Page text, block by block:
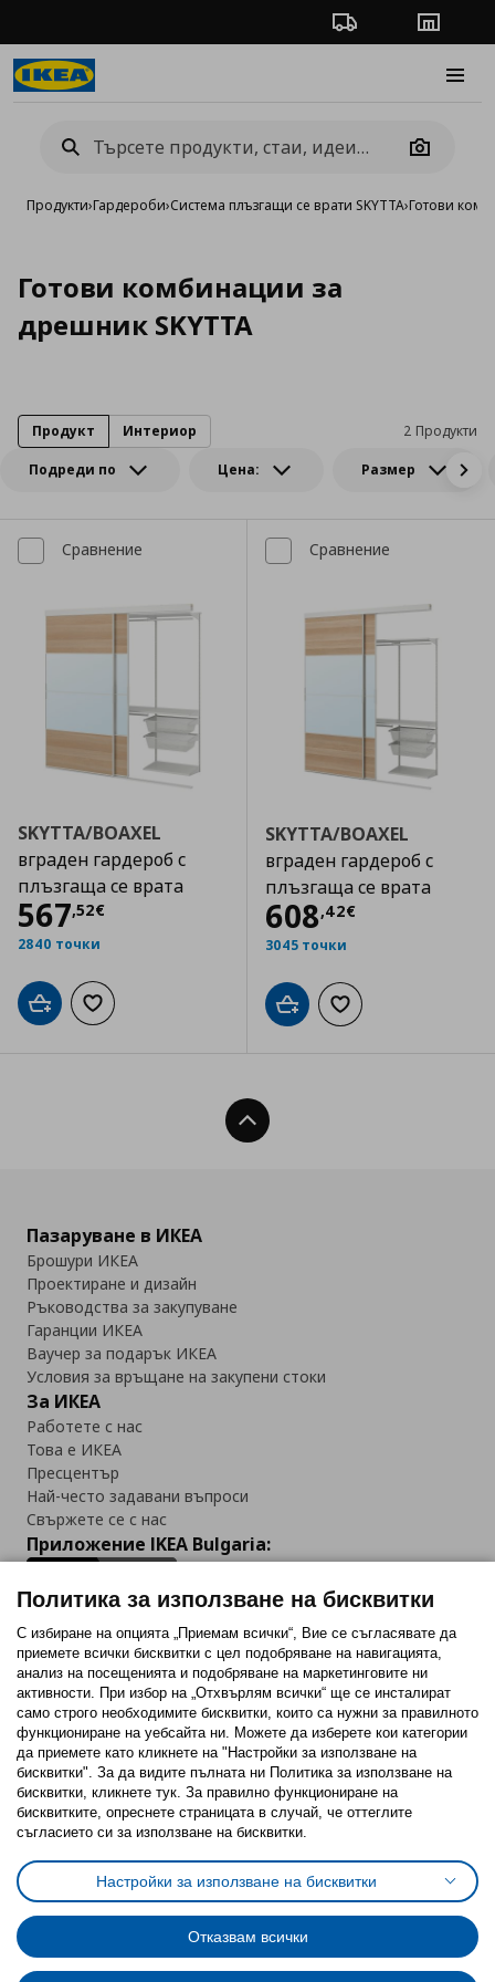
Проследяване на
Camera
Продукти›Гардероби›Система плъзгащи се врати SKYTTA›Готови
Готови комбинации за
дрешник SKYTTA
Подреди по Цена: Размер
2 Продукти
Продукт Интериор
Сравнение
SKYTTA/BOAXEL
вграден гардероб с
плъзгаща се врата
567,52€
Цена
2840 точки
Добави в кошницата
Добави към списъка с любими
Сравнение
SKYTTA/BOAXEL
вграден гардероб с
плъзгаща се врата
608,42€
Цена608,42 €
3045 точки
Добави в кошницата
Добави към
Нагоре
Пазаруване в ИКЕА
Брошури ИКЕА
Проектиране и дизайн
Ръководства за закупуване
Гаранции ИКЕА
Ваучер за подарък ИКЕА
Условия за връщане на закупени стоки
За ИКЕА
Работете с нас
Това е ИКЕА
Пресцентър
Най-често задавани въпроси
Свържете се с нас
Приложение IKEA Bulgaria:
Последвайте ни:
FacebookTwitterYoutubePinterestInstagram
Политика за използване на бисквитки (Cookies)
Избор на настройки за използване на бисквитки
Условия за ползване на ikea.bgОбща политика за личните данни
Политика за защита на личните данни на ikea.bg
Общи условия на програма IKEA Family
Политика за защита на лични данни на програма IKEA Family
Политика за използване на бисквитки
С избиране на опцията „Приемам всички“, Вие се съгласявате да
приемете всички бисквитки с цел подобряване на навигацията,
анализ на посещенията и подобряване на маркетинговите ни
активности. При избор на „Отхвърлям всички“ ще се инсталират
само строго необходимитe бисквитки, които са нужни за правилното
функциониране на уебсайта ни. Можете да изберете кои категории
да приемете като кликнете на "Настройки за използване на
бисквитки". За да видите пълната ни Политика за използване на
бисквитки, кликнете тук. За правилно функциониране на
бисквитките, опреснете страницата в случай, че оттеглите
съгласието си за използване на бисквитки.
Настройки за използване на бисквитки
Отказвам всички